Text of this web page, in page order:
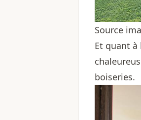
Source
Et quant à
boiseries.